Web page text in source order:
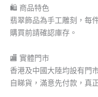
🛍 商品特色
翡翠飾品為手工雕刻，每
購買前請確認庫存。
🏬 實體門市
香港及中國大陸均設有門
自睇貨，滿意先付款，真